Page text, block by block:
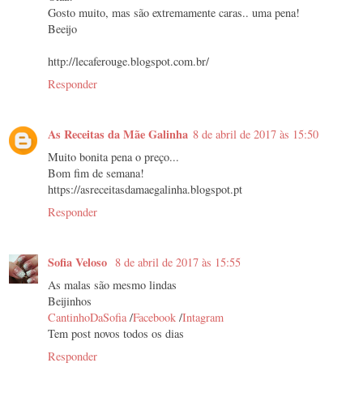
Gosto muito, mas são extremamente caras.. uma pena!
Beeijo
http://lecaferouge.blogspot.com.br/
Responder
As Receitas da Mãe Galinha 8 de abril de 2017 às 15:50
Muito bonita pena o preço...
Bom fim de semana!
https://asreceitasdamaegalinha.blogspot.pt
Responder
Sofia Veloso 8 de abril de 2017 às 15:55
As malas são mesmo lindas
Beijinhos
CantinhoDaSofia /Facebook /Intagram
Tem post novos todos os dias
Responder